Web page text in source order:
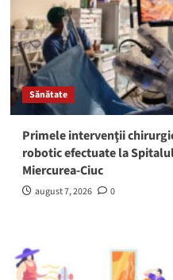
Sănătate
Primele intervenţii
robotic efectuate la
Miercurea-Ciuc
august 7, 2026 0